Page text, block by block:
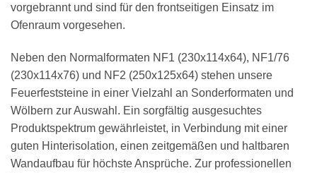
vorgebrannt und sind für den frontseitigen Einsatz im
Ofenraum vorgesehen.
Neben den Normalformaten NF1 (230x114x64), NF1/76
(230x114x76) und NF2 (250x125x64) stehen unsere
Feuerfeststeine in einer Vielzahl an Sonderformaten und
Wölbern zur Auswahl. Ein sorgfältig ausgesuchtes
Produktspektrum gewährleistet, in Verbindung mit einer
guten Hinterisolation, einen zeitgemäßen und haltbaren
Wandaufbau für höchste Ansprüche. Zur professionellen